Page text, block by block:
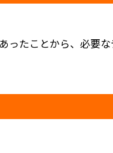
ったことから、必要